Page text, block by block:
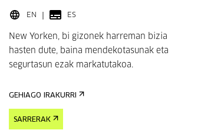
EN ES
New Yorken, bi gizonek harreman bizia
hasten dute, baina mendekotasunak eta
segurtasun ezak markatutakoa.
GEHIAGO IRAKURRI
SARRERAK